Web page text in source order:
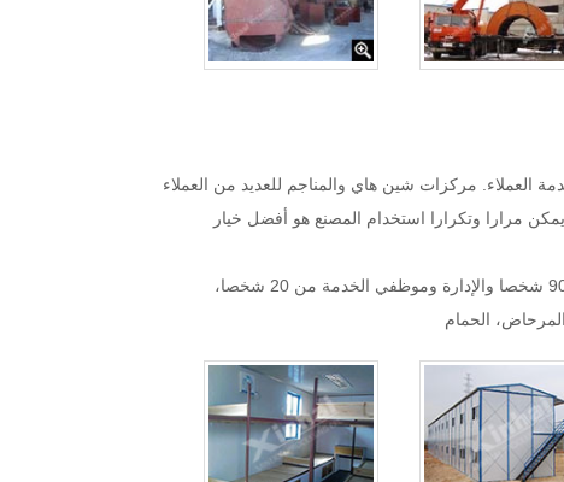
العملاء. مركزات شين هاي والمناجم للعديد من العملاء
مرارا وتكرارا استخدام المصنع هو أفضل خيار
وفيما يلي كتلة العملاء التعدين شين هاي لمجموعة كاملة من تصميم منطقة معيشة قتال الخطة، فإن العدد الإجمالي للمصنع لتجهيز 90 شخصا والإدارة وموظفي الخدمة من 20 شخصا،